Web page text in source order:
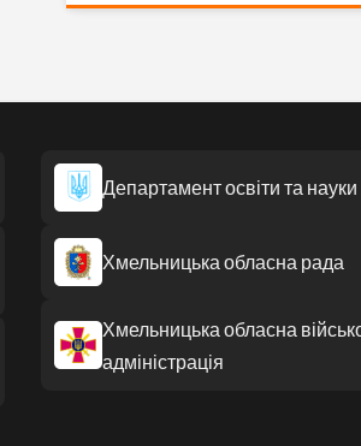
Департамент освіти та
Хмельницька обласна рада
Хмельницька обласна
адміністрація